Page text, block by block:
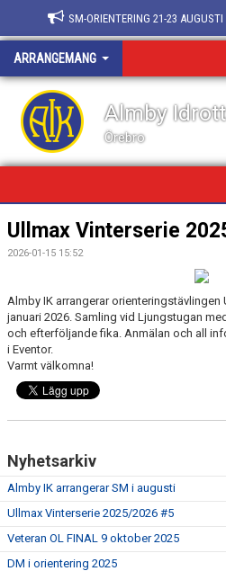
SM-ORIENTERING 21-23
ARRANGEMANG
Almby
Örebro
HEM/ARRANGEMANG
NATURPASSET
KNATTEKNATET
Ullmax Vinterserie
2026-01-15 15:52
Almby IK arrangerar orienteringstävlingen
januari 2026. Samling vid Ljungstugan
och efterföljande fika. Anmälan och all
i Eventor.
Varmt välkomna!
Nyhetsarkiv
Almby IK arrangerar SM i augusti
Ullmax Vinterserie 2025/2026 #5
Veteran OL FINAL 9 oktober 2025
DM i orientering 2025